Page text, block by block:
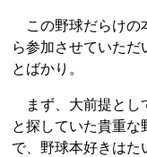
この野球だらけの
ら参加させていただ
とばかり。
まず、大前提とし
と探していた貴重
で、野球本好きはた